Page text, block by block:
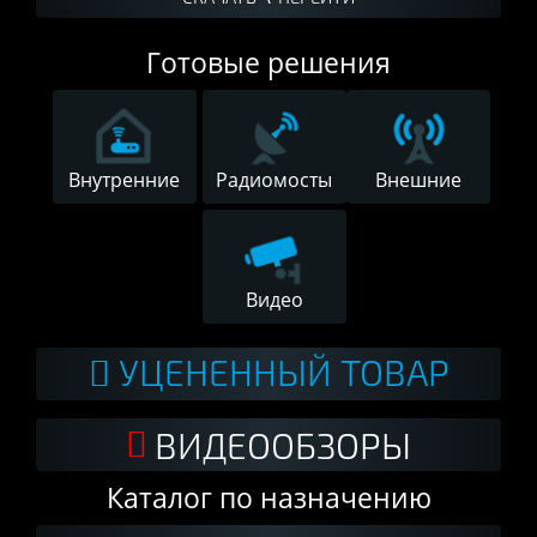
Готовые решения
Внутренние Радиомосты Внешние
Видео
УЦЕНЕННЫЙ ТОВАР
ВИДЕООБЗОРЫ
Каталог по назначению